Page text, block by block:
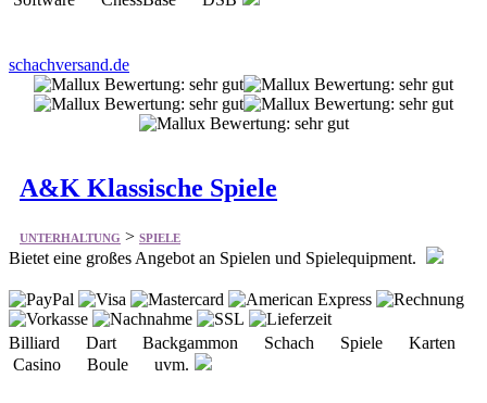
schachversand.de
A&K Klassische Spiele
UNTERHALTUNG > SPIELE
Bietet eine großes Angebot an Spielen und Spielequipment.
Billiard Dart Backgammon Schach Spiele Karten
Casino Boule uvm.